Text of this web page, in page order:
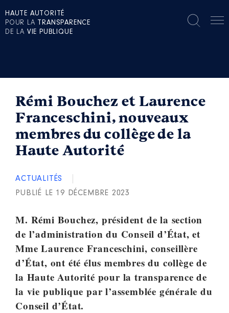
HAUTE AUTORITÉ
POUR LA TRANSPARENCE
DE LA VIE PUBLIQUE
Rémi Bouchez et Laurence
Franceschini, nouveaux
membres du collège de la
Haute Autorité
ACTUALITÉS
PUBLIÉ LE 19 DÉCEMBRE 2023
M. Rémi Bouchez, président de la section
de l’administration du Conseil d’État, et
Mme Laurence Franceschini, conseillère
d’État, ont été élus membres du collège de
la Haute Autorité pour la transparence de
la vie publique par l’assemblée générale du
Conseil d’État.